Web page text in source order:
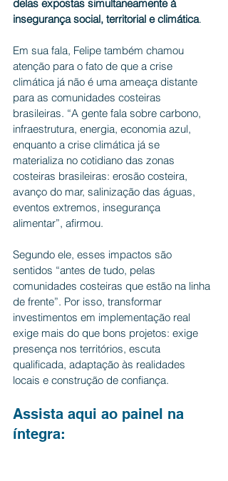
delas expostas simultaneamente à
insegurança social, territorial e climática.
Em sua fala, Felipe também chamou
atenção para o fato de que a crise
climática já não é uma ameaça distante
para as comunidades costeiras
brasileiras. “A gente fala sobre carbono,
infraestrutura, energia, economia azul,
enquanto a crise climática já se
materializa no cotidiano das zonas
costeiras brasileiras: erosão costeira,
avanço do mar, salinização das águas,
eventos extremos, insegurança
alimentar”, afirmou.
Segundo ele, esses impactos são
sentidos “antes de tudo, pelas
comunidades costeiras que estão na linha
de frente”. Por isso, transformar
investimentos em implementação real
exige mais do que bons projetos: exige
presença nos territórios, escuta
qualificada, adaptação às realidades
locais e construção de confiança.
Assista aqui ao painel na
íntegra: